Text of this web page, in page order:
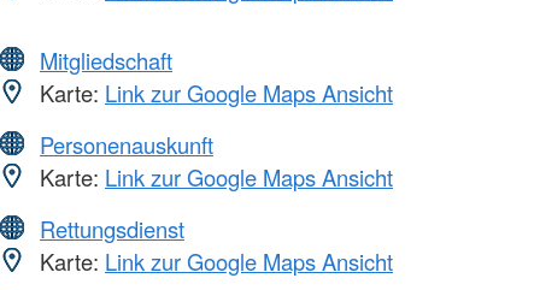
Mitgliedschaft
Karte: Link zur Google Maps Ansicht
Personenauskunft
Karte: Link zur Google Maps Ansicht
Rettungsdienst
Karte: Link zur Google Maps Ansicht